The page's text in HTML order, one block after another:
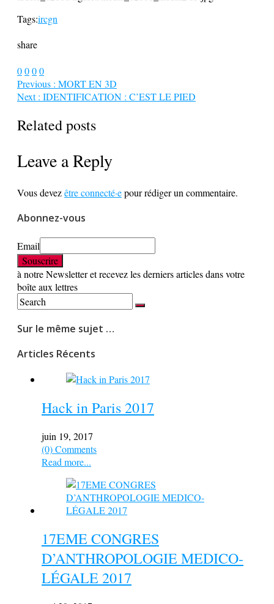
Tags:ircgn
share
0000
Previous : MORT EN 3D
Next : IDENTIFICATION : C’EST LE PIED
Related posts
Leave a Reply
Vous devezêtre connecté·epour rédiger un commentaire.
Abonnez-vous
Email
à notre Newsletter et recevez les derniers articles dans votre
boîte aux lettres
Sur le même sujet …
Articles Récents
Hack in Paris 2017
juin 19, 2017
(0) Comments
Read more...
17EME CONGRES
D’ANTHROPOLOGIE MEDICO-
LÉGALE 2017